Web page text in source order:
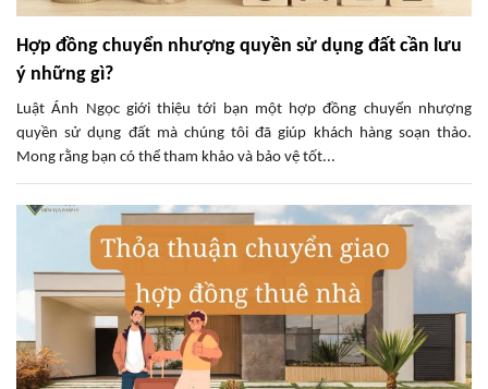
Hợp đồng chuyển nhượng quyền sử dụng đất cần lưu
ý những gì?
Luật Ánh Ngọc giới thiệu tới bạn một hợp đồng chuyển nhượng
quyền sử dụng đất mà chúng tôi đã giúp khách hàng soạn thảo.
Mong rằng bạn có thể tham khảo và bảo vệ tốt...